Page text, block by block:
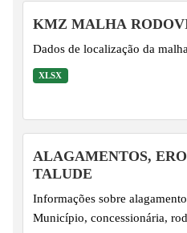
KMZ MALHA
Dados de localização da
XLSX
ALAGAMENTOS,
TALUDE
Informações sobre